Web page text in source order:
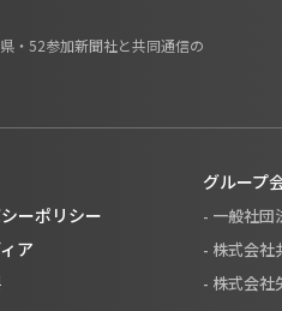
・52参加新聞社と共同通信の
ーポリシー
ア
グループ
- 一般社団
- 株式会社
- 株式会社